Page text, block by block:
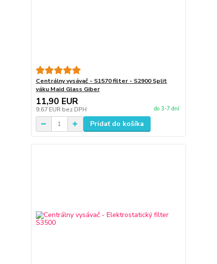
Centrálny vysávač - S1570 filter - S2900 Split
váku Maid Glass Giber
11,90 EUR
9,67 EUR bez DPH do 3-7 dní
Pridať do košíka